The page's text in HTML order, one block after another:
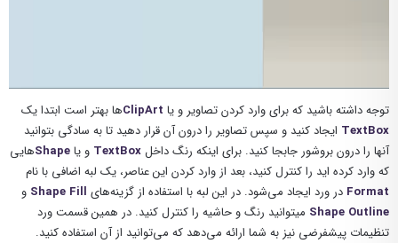
توجه داشته باشید که برای وارد کردن تصاویر و یا ClipArtها بهتر است ابتدا یک
TextBox ایجاد کنید و سپس تصاویر را درون آن قرار دهید تا به سادگی بتوانید
آنها را درون بروشور جابجا کنید. برای اینکه رنگ داخلTextBox و یاShapeهایی
که وارد کرده اید را کنترل کنید، بعد از وارد کردن این عناصر، یک لبه‌ اضافی با نام
Format در ورد ایجاد می‌شود. در این لبه با استفاده از گزینه‌های Shape Fill و
Shape Outline میتوانید رنگ و حاشیه را کنترل کنید. در همین قسمت ورد
تنظیمات پیشفرضی نیز به شما ارائه می‌دهد که می‌توانید از آن استفاده کنید.